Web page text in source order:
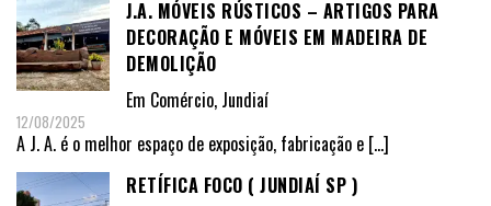
J.A. MÓVEIS RÚSTICOS – ARTIGOS PARA
DECORAÇÃO E MÓVEIS EM MADEIRA DE
DEMOLIÇÃO
Em Comércio, Jundiaí
12/08/2025
A J. A. é o melhor espaço de exposição, fabricação e […]
RETÍFICA FOCO ( JUNDIAÍ SP )